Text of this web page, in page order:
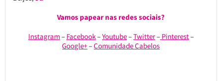
Vamos papear nas redes sociais?
Instagram– Facebook–Youtube–Twitter–Pinterest–
Google+–Comunidade Cabelos